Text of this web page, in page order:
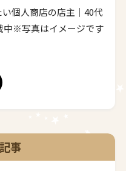
個人商店の店主｜40代
中※写真はイメージです
事